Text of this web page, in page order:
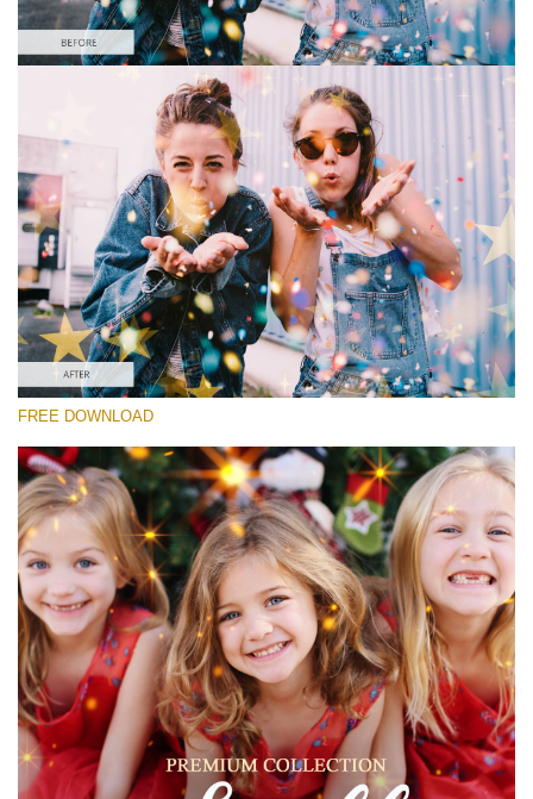
Bitte wählen Sie
Free Sparkle Overlay #6
Sparkle Effect
Kostenloser Download
FREE DOWNLOAD